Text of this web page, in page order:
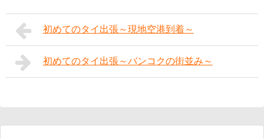
初めてのタイ出張～現地空港到着～
初めてのタイ出張～バンコクの街並み～